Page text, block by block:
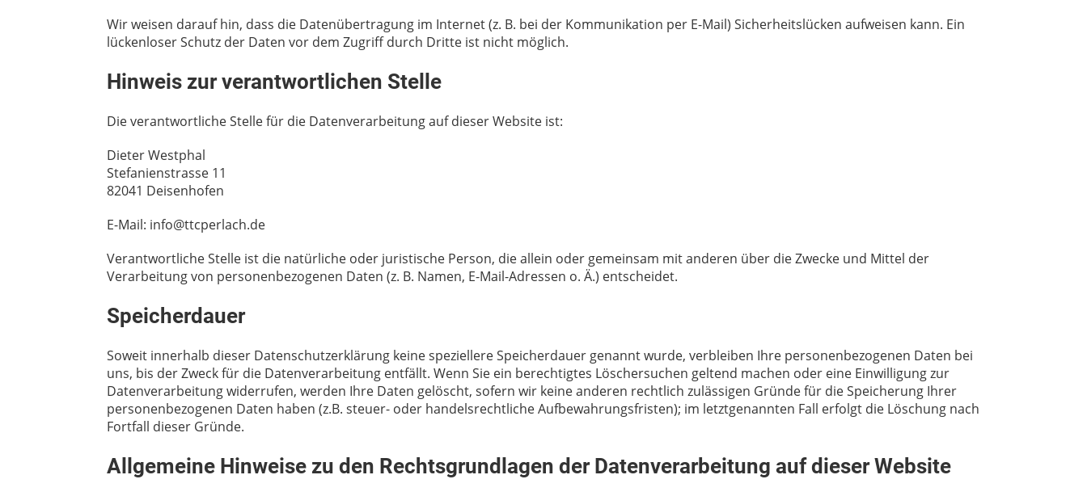
Wir weisen darauf hin, dass die Datenübertragung im Internet (z. B. bei der Kommunikation per E-Mail) Sicherheitslücken aufweisen kann. Ein
lückenloser Schutz der Daten vor dem Zugriff durch Dritte ist nicht möglich.
Hinweis zur verantwortlichen Stelle
Die verantwortliche Stelle für die Datenverarbeitung auf dieser Website ist:
Dieter Westphal
Stefanienstrasse 11
82041 Deisenhofen
E-Mail: info@ttcperlach.de
Verantwortliche Stelle ist die natürliche oder juristische Person, die allein oder gemeinsam mit anderen über die Zwecke und Mittel der
Verarbeitung von personenbezogenen Daten (z. B. Namen, E-Mail-Adressen o. Ä.) entscheidet.
Speicherdauer
Soweit innerhalb dieser Datenschutzerklärung keine speziellere Speicherdauer genannt wurde, verbleiben Ihre personenbezogenen Daten bei
uns, bis der Zweck für die Datenverarbeitung entfällt. Wenn Sie ein berechtigtes Löschersuchen geltend machen oder eine Einwilligung zur
Datenverarbeitung widerrufen, werden Ihre Daten gelöscht, sofern wir keine anderen rechtlich zulässigen Gründe für die Speicherung Ihrer
personenbezogenen Daten haben (z.B. steuer- oder handelsrechtliche Aufbewahrungsfristen); im letztgenannten Fall erfolgt die Löschung nach
Fortfall dieser Gründe.
Allgemeine Hinweise zu den Rechtsgrundlagen der Datenverarbeitung auf dieser Website